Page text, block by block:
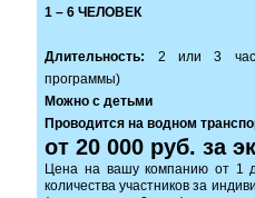
1 – 6 ЧЕЛОВЕК
Длительность: 2 или 3
программы)
Можно с детьми
Проводится на водном
от 20 000 руб. за
Цена на вашу компанию от 1
количества участников за